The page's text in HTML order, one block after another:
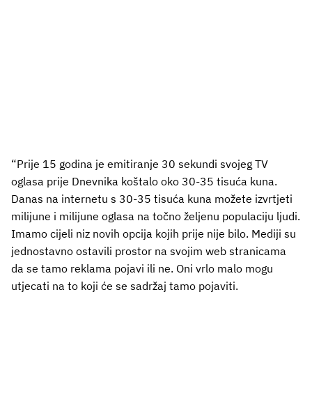
“Prije 15 godina je emitiranje 30 sekundi svojeg TV
oglasa prije Dnevnika koštalo oko 30-35 tisuća kuna.
Danas na internetu s 30-35 tisuća kuna možete izvrtjeti
milijune i milijune oglasa na točno željenu populaciju ljudi.
Imamo cijeli niz novih opcija kojih prije nije bilo. Mediji su
jednostavno ostavili prostor na svojim web stranicama
da se tamo reklama pojavi ili ne. Oni vrlo malo mogu
utjecati na to koji će se sadržaj tamo pojaviti.